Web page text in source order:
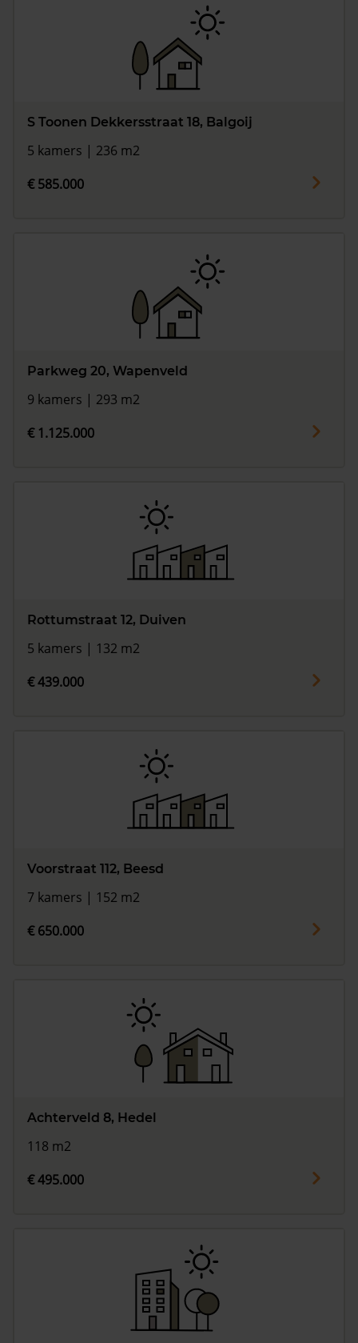
S Toonen Dekkersstraat 18, Balgoij
5 kamers | 236 m2
€ 585.000
Parkweg 20, Wapenveld
9 kamers | 293 m2
€ 1.125.000
Rottumstraat 12, Duiven
5 kamers | 132 m2
€ 439.000
Voorstraat 112, Beesd
7 kamers | 152 m2
€ 650.000
Achterveld 8, Hedel
118 m2
€ 495.000